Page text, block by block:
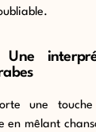
Une
une
en mêlant